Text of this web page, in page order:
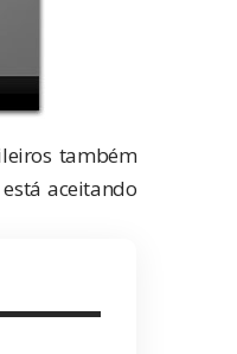
também
aceitando